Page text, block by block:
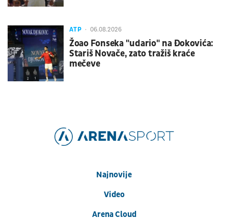
ATP 06.08.2026
Žoao Fonseka "udario" na Đokovića:
Stariš Novače, zato tražiš kraće
mečeve
Najnovije
Video
Arena Cloud